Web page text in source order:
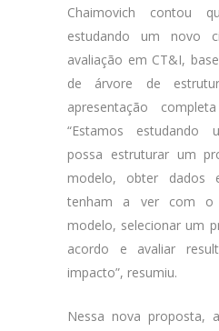
Chaimovich contou
estudando um novo
avaliação em CT&I,
de árvore de
apresentação
“Estamos estudando
possa estruturar um
modelo, obter dados
tenham a ver com o
modelo, selecionar um
acordo e avaliar
impacto”, resumiu.
Nessa nova proposta,